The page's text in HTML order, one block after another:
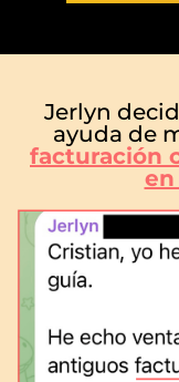
Jerlyn
ayuda de
facturación